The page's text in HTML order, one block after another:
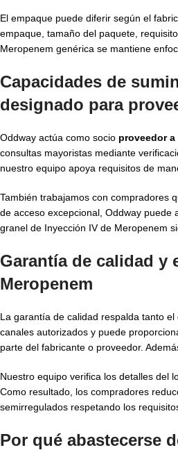
El empaque puede diferir según el
empaque, tamaño del paquete,
Meropenem genérica se mantiene
Capacidades de
designado para
Oddway actúa como socio proveedor
consultas mayoristas mediante
nuestro equipo apoya requisitos de
También trabajamos con compradores
de acceso excepcional, Oddway puede
granel de Inyección IV de Meropenem
Garantía de calidad y
Meropenem
La garantía de calidad respalda tanto
canales autorizados y puede
parte del fabricante o proveedor.
Nuestro equipo verifica los detalles del
Como resultado, los compradores
semirregulados respetando los
Por qué abastecerse